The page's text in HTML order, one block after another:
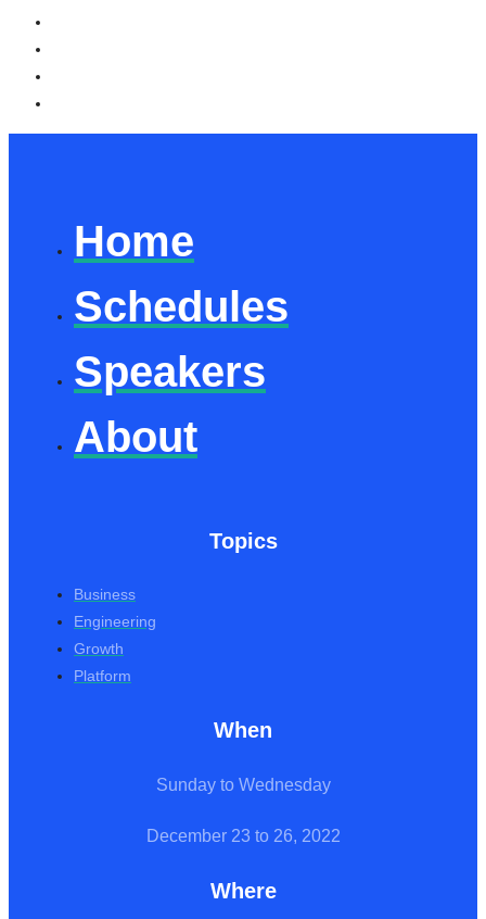
Home
Schedules
Speakers
About
Topics
Business
Engineering
Growth
Platform
When
Sunday to Wednesday
December 23 to 26, 2022
Where